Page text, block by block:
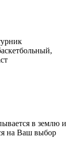
в землю и
на Ваш выбор